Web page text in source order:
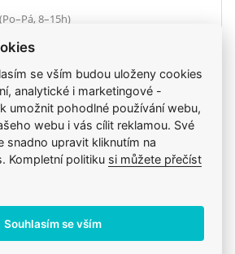
A, D, E, K a omega 3, 6 a 9
přírodní a neobsahuje žádné
ks, mini cca 80 ks.
(Po–Pá, 8–15h)
těchto kategoriích5
Mého psa trápí
se vším budou uloženy cookies
analytické i marketingové -
umožnit pohodlné používání webu,
webu i vás cílit reklamou. Své
snadno upravit kliknutím na
Kompletní politiku si můžete přečíst
Souhlasím se vším